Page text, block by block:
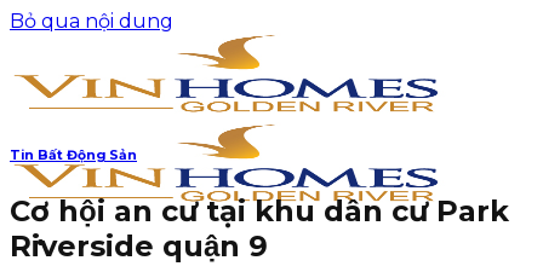
Bỏ qua nội dung
Tin Bất Động Sản
Cơ hội an cư tại khu dân cư Park
Riverside quận 9